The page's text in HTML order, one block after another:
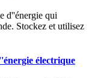
d''énergie qui
Stockez et utilisez
électrique